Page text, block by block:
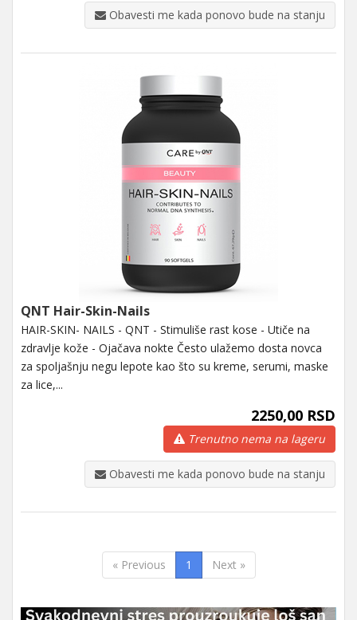
Obavesti me kada ponovo bude na stanju
QNT Hair-Skin-Nails
HAIR-SKIN- NAILS - QNT - Stimuliše rast kose - Utiče na
zdravlje kože - Ojačava nokte Često ulažemo dosta novca
za spoljašnju negu lepote kao što su kreme, serumi, maske
za lice,...
2250,00 RSD
Trenutno nema na lageru
Obavesti me kada ponovo bude na stanju
« Previous 1 Next »